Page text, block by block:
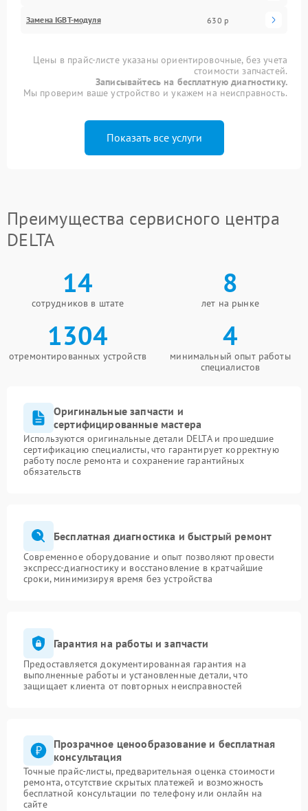
Замена IGBT-модуля 630 р
Цены в прайс-листе указаны ориентировочные, без учета
стоимости запчастей.
Записывайтесь на бесплатную диагностику.
Мы проверим ваше устройство и укажем на неисправность.
Показать все услуги
Преимущества сервисного центра
DELTA
14
сотрудников в штате
8
лет на рынке
1304
отремонтированных устройств
4
минимальный опыт работы
специалистов
Оригинальные запчасти и
сертифицированные мастера
Используются оригинальные детали DELTA и прошедшие
сертификацию специалисты, что гарантирует корректную
работу после ремонта и сохранение гарантийных
обязательств
Бесплатная диагностика и быстрый ремонт
Современное оборудование и опыт позволяют провести
экспресс-диагностику и восстановление в кратчайшие
сроки, минимизируя время без устройства
Гарантия на работы и запчасти
Предоставляется документированная гарантия на
выполненные работы и установленные детали, что
защищает клиента от повторных неисправностей
Прозрачное ценообразование и бесплатная
консультация
Точные прайс-листы, предварительная оценка стоимости
ремонта, отсутствие скрытых платежей и возможность
бесплатной консультации по телефону или онлайн на
сайте